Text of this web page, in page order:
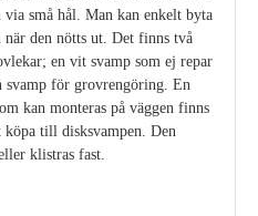
via små hål. Man kan enkelt byta
när den nötts ut. Det finns två
en vit svamp som ej repar
svamp för grovrengöring. En
kan monteras på väggen finns
köpa till disksvampen. Den
klistras fast.